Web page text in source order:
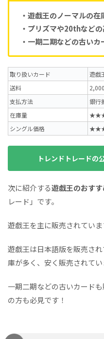
・遊戯王のノーマルの在
・プリズマや20thなど
・一期二期などの古い
取り扱いカード
遊戯
送料
支払方法
銀行
在庫量
シングル価格
トレンドトレードの
次に紹介する遊戯王のおす
レード」です。
遊戯王を主に販売されていま
遊戯王は日本語版を販売さ
庫が多く、安く販売されてい
一期二期などの古いカード
の方も必見です！